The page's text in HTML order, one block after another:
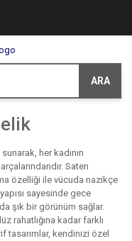
ARA
her kadının
Saten
özelliği ile vücuda nazikçe
sayesinde gece
şık bir görünüm sağlar.
rahatlığına kadar farklı
tasarımlar, kendinizi özel